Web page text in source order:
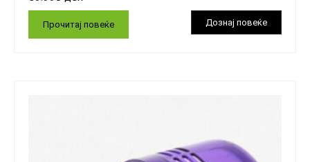
Прочитај повеќе